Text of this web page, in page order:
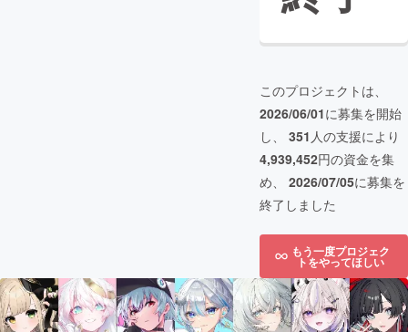
このプロジェクトは、
2026/06/01に募集を開始
し、 351 人の支援により
4,939,452円の資金を集
め、 2026/07/05に募集を
終了しました
もう一度プロジェク
トをやってほしい